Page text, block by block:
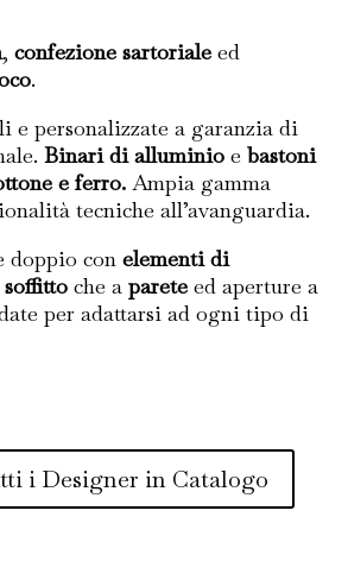
,confezione sartoriale ed
.
e personalizzate a garanzia di
Binari di alluminio ebastoni
e ferro. Ampia gamma
tecniche all’avanguardia.
doppio conelementi di
soffitto che aparete ed aperture a
per adattarsi ad ogni tipo di
i Designer in Catalogo